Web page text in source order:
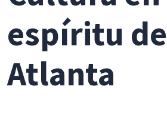
espíritu
Atlanta